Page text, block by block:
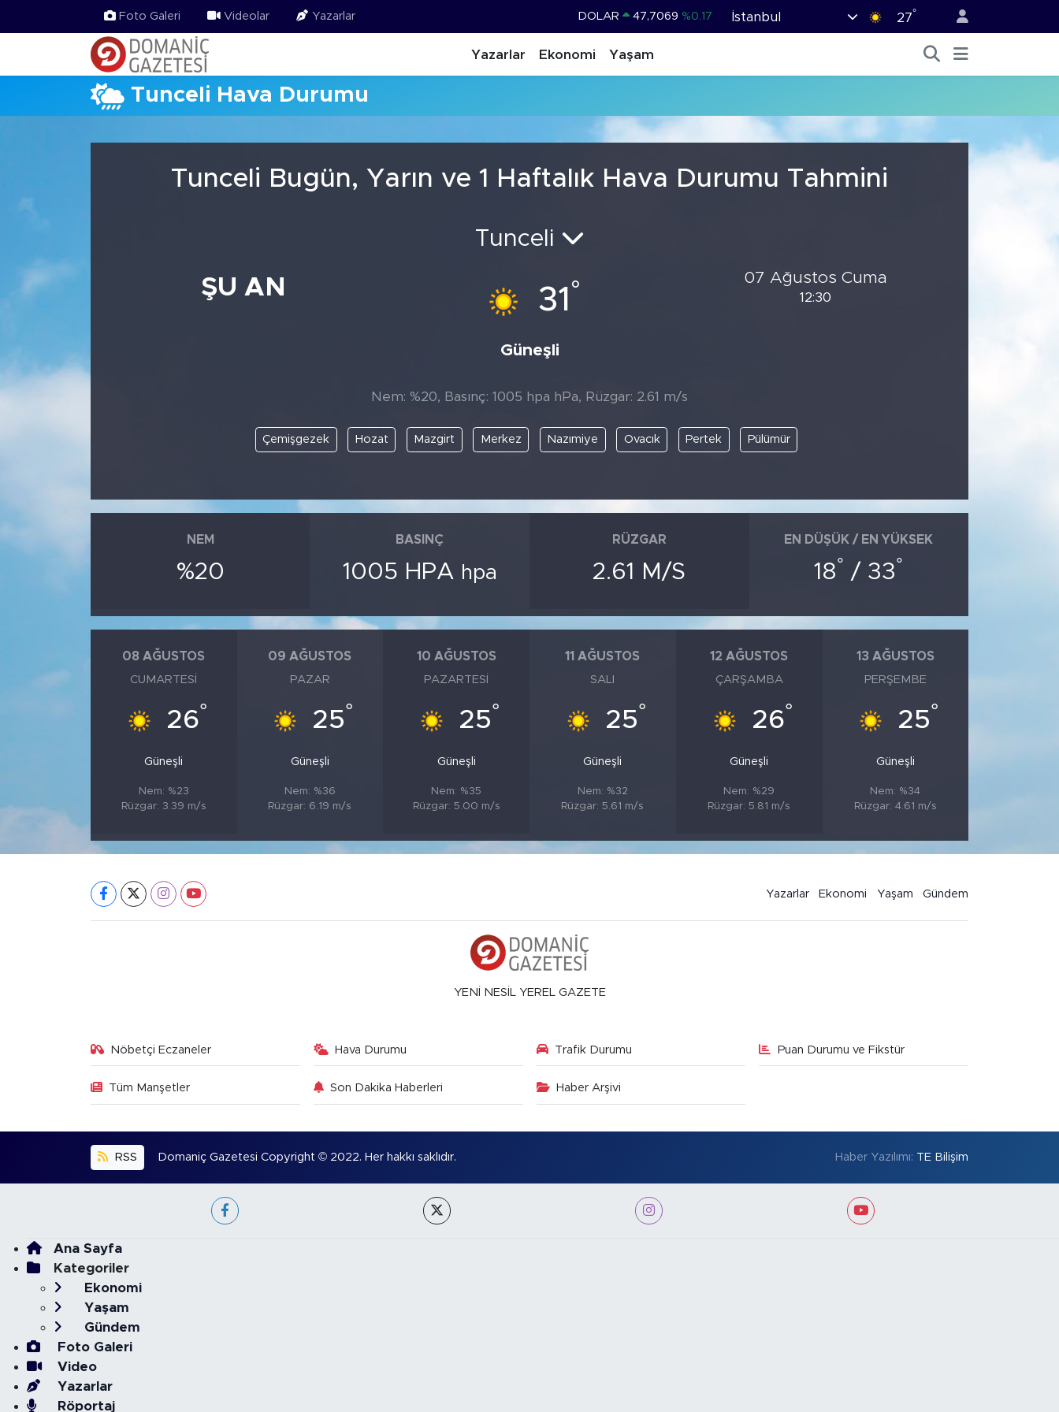
Foto Galeri Videolar Yazarlar DOLAR 47,7069 %0.17
STERLİN 64,1897 %0.02
BİST100 13.887
İstanbul 27°
Yazarlar Ekonomi Yaşam
Tunceli Hava Durumu
Tunceli Bugün, Yarın ve 1 Haftalık Hava Durumu Tahmini
ŞU AN
Tunceli
31 °
Güneşli
07 Ağustos Cuma
12:30
Nem: %20, Basınç: 1005 hpa hPa, Rüzgar: 2.61 m/s
Çemişgezek Hozat Mazgirt Merkez Nazımiye Ovacık Pertek Pülümür
NEM
%20
BASINÇ
1005 HPA hpa
RÜZGAR
2.61 M/S
EN DÜŞÜK / EN YÜKSEK
18° / 33°
08 AĞUSTOS
CUMARTESI
26°
Güneşli
Nem: %23
Rüzgar: 3.39 m/s
09 AĞUSTOS
PAZAR
25°
Güneşli
Nem: %36
Rüzgar: 6.19 m/s
10 AĞUSTOS
PAZARTESI
25°
Güneşli
Nem: %35
Rüzgar: 5.00 m/s
11 AĞUSTOS
SALI
25°
Güneşli
Nem: %32
Rüzgar: 5.61 m/s
12 AĞUSTOS
ÇARŞAMBA
26°
Güneşli
Nem: %29
Rüzgar: 5.81 m/s
13 AĞUSTOS
PERŞEMBE
25°
Güneşli
Nem: %34
Rüzgar: 4.61 m/s
Yazarlar Ekonomi Yaşam Gündem
YENİ NESİL YEREL GAZETE
Nöbetçi Eczaneler Hava Durumu Trafik Durumu Puan Durumu ve Fikstür
Tüm Manşetler Son Dakika Haberleri Haber Arşivi
RSS Domaniç Gazetesi Copyright © 2022. Her hakkı saklıdır. Haber Yazılımı: TE Bilişim
Ana Sayfa
Kategoriler
Ekonomi
Yaşam
Gündem
Foto Galeri
Video
Yazarlar
Röportaj